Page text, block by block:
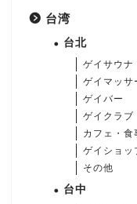
台湾
台北
ゲイサウナ
ゲイマッサ
ゲイバー
ゲイクラブ
カフェ・食
ゲイショッ
その他
台中